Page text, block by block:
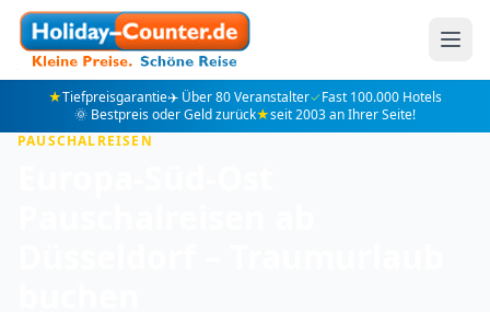
★Tiefpreisgarantie✈️ Über 80 Veranstalter✓Fast 100.000 Hotels
🌞 Bestpreis oder Geld zurück★seit 2003 an Ihrer Seite!
PAUSCHALREISEN